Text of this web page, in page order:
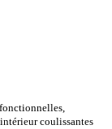
coulissantes